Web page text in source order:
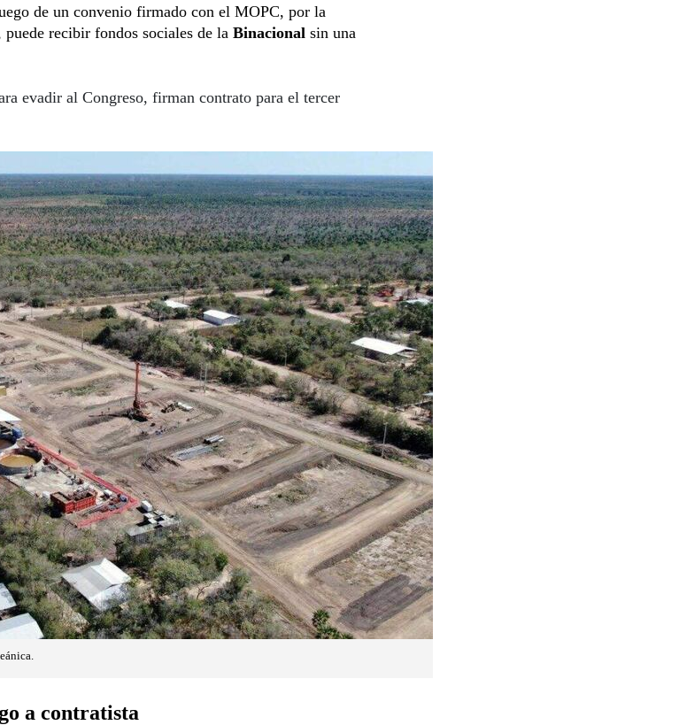
de un convenio firmado con el MOPC, por la
recibir fondos sociales de la Binacional sin una
evadir al Congreso, firman contrato para el tercer
a contratista